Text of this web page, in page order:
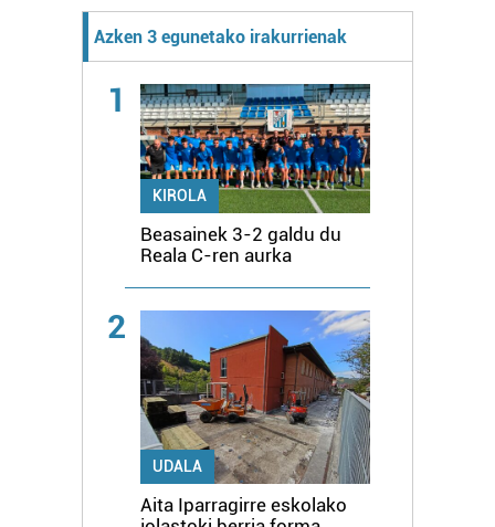
Azken 3 egunetako irakurrienak
1
KIROLA
Beasainek 3-2 galdu du
Reala C-ren aurka
2
UDALA
Aita Iparragirre eskolako